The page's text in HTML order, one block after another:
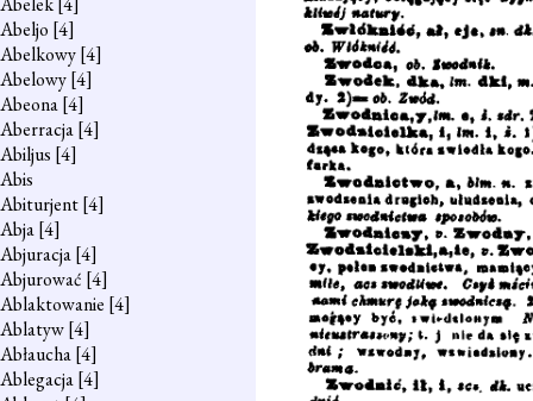
Abeljo [4]
Abelkowy[4]
Abelowy[4]
Abeona[4]
Aberracja[4]
Abiljus [4]
Abis
Abiturjent[4]
Abja[4]
Abjuracja[4]
Abjurować [4]
Ablaktowanie [4]
Ablatyw[4]
Abłaucha[4]
Ablegacja[4]